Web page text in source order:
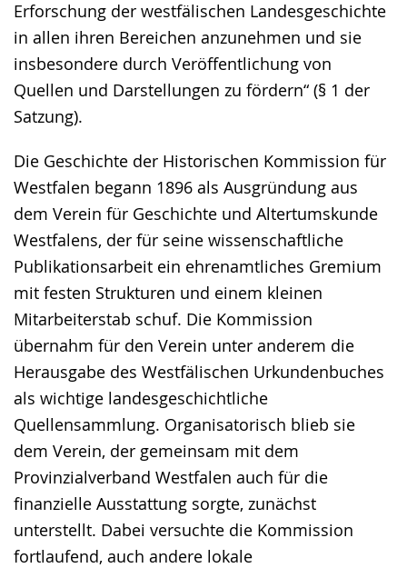
Erforschung der westfälischen Landesgeschichte
in allen ihren Bereichen anzunehmen und sie
insbesondere durch Veröffentlichung von
Quellen und Darstellungen zu fördern“ (§ 1 der
Satzung).
Die Geschichte der Historischen Kommission für
Westfalen begann 1896 als Ausgründung aus
dem Verein für Geschichte und Altertumskunde
Westfalens, der für seine wissenschaftliche
Publikationsarbeit ein ehrenamtliches Gremium
mit festen Strukturen und einem kleinen
Mitarbeiterstab schuf. Die Kommission
übernahm für den Verein unter anderem die
Herausgabe des Westfälischen Urkundenbuches
als wichtige landesgeschichtliche
Quellensammlung. Organisatorisch blieb sie
dem Verein, der gemeinsam mit dem
Provinzialverband Westfalen auch für die
finanzielle Ausstattung sorgte, zunächst
unterstellt. Dabei versuchte die Kommission
fortlaufend, auch andere lokale